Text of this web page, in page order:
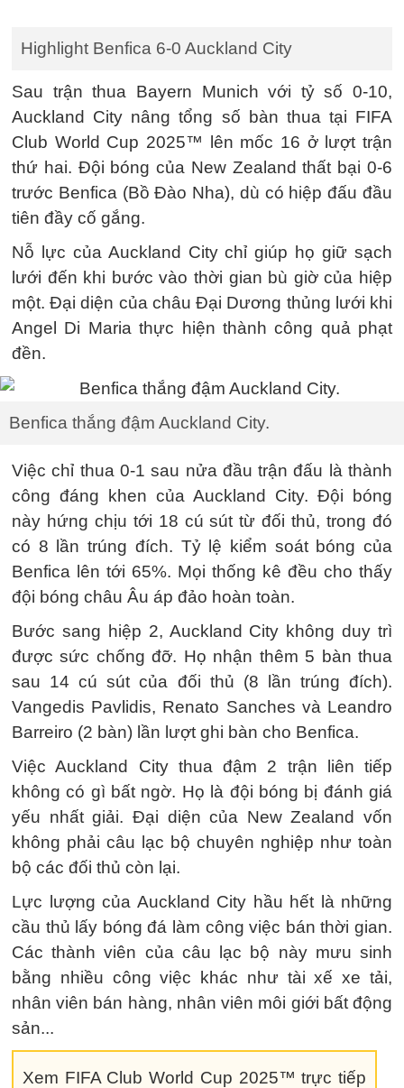
Highlight Benfica 6-0 Auckland City
Sau trận thua Bayern Munich với tỷ số 0-10,
Auckland City nâng tổng số bàn thua tại FIFA
Club World Cup 2025™ lên mốc 16 ở lượt trận
thứ hai. Đội bóng của New Zealand thất bại 0-6
trước Benfica (Bồ Đào Nha), dù có hiệp đấu đầu
tiên đầy cố gắng.
Nỗ lực của Auckland City chỉ giúp họ giữ sạch
lưới đến khi bước vào thời gian bù giờ của hiệp
một. Đại diện của châu Đại Dương thủng lưới khi
Angel Di Maria thực hiện thành công quả phạt
đền.
Benfica thắng đậm Auckland City.
Việc chỉ thua 0-1 sau nửa đầu trận đấu là thành
công đáng khen của Auckland City. Đội bóng
này hứng chịu tới 18 cú sút từ đối thủ, trong đó
có 8 lần trúng đích. Tỷ lệ kiểm soát bóng của
Benfica lên tới 65%. Mọi thống kê đều cho thấy
đội bóng châu Âu áp đảo hoàn toàn.
Bước sang hiệp 2, Auckland City không duy trì
được sức chống đỡ. Họ nhận thêm 5 bàn thua
sau 14 cú sút của đối thủ (8 lần trúng đích).
Vangedis Pavlidis, Renato Sanches và Leandro
Barreiro (2 bàn) lần lượt ghi bàn cho Benfica.
Việc Auckland City thua đậm 2 trận liên tiếp
không có gì bất ngờ. Họ là đội bóng bị đánh giá
yếu nhất giải. Đại diện của New Zealand vốn
không phải câu lạc bộ chuyên nghiệp như toàn
bộ các đối thủ còn lại.
Lực lượng của Auckland City hầu hết là những
cầu thủ lấy bóng đá làm công việc bán thời gian.
Các thành viên của câu lạc bộ này mưu sinh
bằng nhiều công việc khác như tài xế xe tải,
nhân viên bán hàng, nhân viên môi giới bất động
sản...
Xem FIFA Club World Cup 2025™ trực tiếp